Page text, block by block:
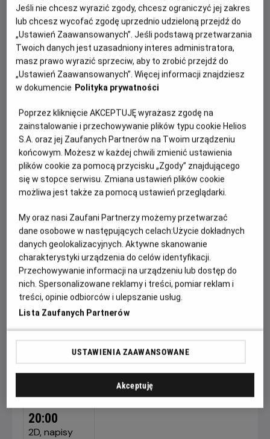
NAJBLIŻSZE WYDARZENIE
Festiwal Górski - Dzień 1 w Helios
Sport
Festiwal Górski w Lądku-Zdroju im. Andrzeja Zawady
powraca do kin! Przed nami 3 dni, 3 seanse i 12 filmów, w
tym 7 polskich premier! Dzień pierwszy - 31 sierpnia 2026.
GODZINY SEANSÓW
PONIEDZIAŁEK, 31 SIERPNIA 2026
31
SIERPNIA
2026
20:00
2D, napisy
Festiwal Górski - Dzień 2 w Helios
Sport
Od 15 lat, 140 min, Sportowy
Festiwal Górski w Lądku-Zdroju im. Andrzeja Zawady
powraca do kin! Przed nami 3 dni, 3 seanse i 12 filmów, w
tym 7 polskich premier! Dzień drugi - 1 września 2026.
WTOREK, 1 WRZEŚNIA 2026
WTOREK,
WRZEŚNIA
20:00
2D, napisy
Jeśli nie chcesz wyrazić zgody, chcesz ograniczyć jej zakres
lub chcesz wycofać zgodę uprzednio udzieloną przejdź do
„Ustawień Zaawansowanych”. Jeśli podstawą przetwarzania
Twoich danych jest uzasadniony interes administratora,
masz prawo wyrazić sprzeciw, aby to zrobić przejdź do
„Ustawień Zaawansowanych”. Więcej informacji znajdziesz
w dokumencie Polityka prywatności
Poprzez kliknięcie AKCEPTUJĘ wyrażasz zgodę na
zainstalowanie i przechowywanie plików typu cookie Helios
S.A. oraz jej Zaufanych Partnerów na Twoim urządzeniu
końcowym. Możesz w każdej chwili zmienić ustawienia
plików cookie za pomocą przycisku „Zgody” znajdującego
się w stopce serwisu. Zmiana ustawień plików cookie
możliwa jest także za pomocą ustawień przeglądarki.
My oraz nasi Zaufani Partnerzy możemy przetwarzać
dane osobowe w następujących celach:Użycie dokładnych
danych geolokalizacyjnych. Aktywne skanowanie
charakterystyki urządzenia do celów identyfikacji.
Przechowywanie informacji na urządzeniu lub dostęp do
nich. Spersonalizowane reklamy i treści, pomiar reklam i
treści, opinie odbiorców i ulepszanie usług.
Lista Zaufanych Partnerów
USTAWIENIA ZAAWANSOWANE
Akceptuję